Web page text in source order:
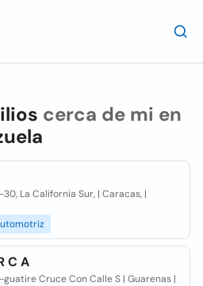
cerca de mi en
La California Sur, | Caracas, |
C A
Cruce Con Calle S | Guarenas |